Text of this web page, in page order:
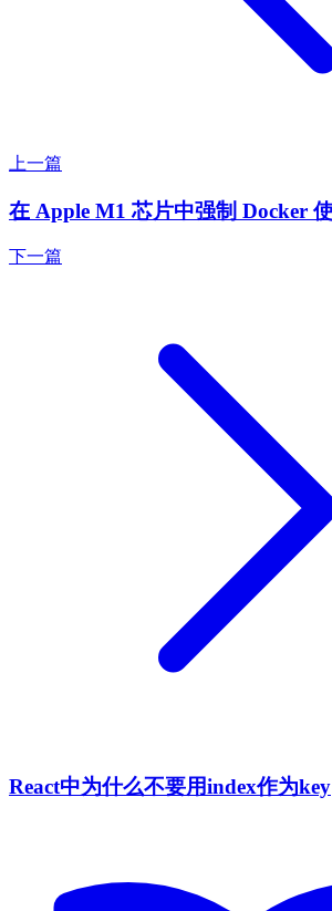
上一篇
在 Apple M1 芯片中强制 Docker
下一篇
React中为什么不要用index作为key